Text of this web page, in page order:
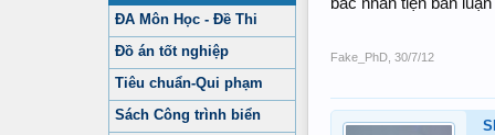
ĐA Môn Học - Đề Thi
Đồ án tốt nghiệp
Tiêu chuẩn-Qui phạm
Sách Công trình biển
Fake_PhD 30/7/12